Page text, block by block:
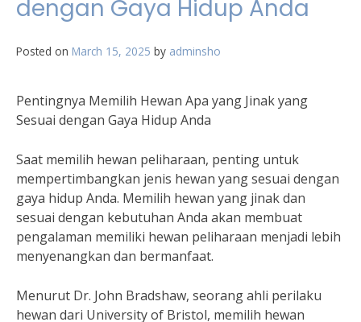
dengan Gaya Hidup Anda
Posted on March 15, 2025 by adminsho
Pentingnya Memilih Hewan Apa yang Jinak yang
Sesuai dengan Gaya Hidup Anda
Saat memilih hewan peliharaan, penting untuk
mempertimbangkan jenis hewan yang sesuai dengan
gaya hidup Anda. Memilih hewan yang jinak dan
sesuai dengan kebutuhan Anda akan membuat
pengalaman memiliki hewan peliharaan menjadi lebih
menyenangkan dan bermanfaat.
Menurut Dr. John Bradshaw, seorang ahli perilaku
hewan dari University of Bristol, memilih hewan